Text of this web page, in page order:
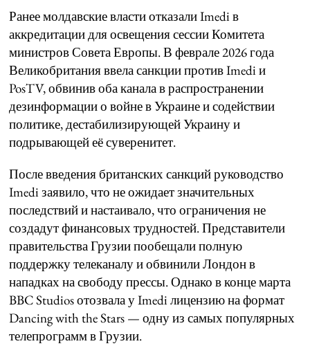
Ранее молдавские власти отказали Imedi в
аккредитации для освещения сессии Комитета
министров Совета Европы. В феврале 2026 года
Великобритания ввела санкции против Imedi и
PosTV, обвинив оба канала в распространении
дезинформации о войне в Украине и содействии
политике, дестабилизирующей Украину и
подрывающей её суверенитет.
После введения британских санкций руководство
Imedi заявило, что не ожидает значительных
последствий и настаивало, что ограничения не
создадут финансовых трудностей. Представители
правительства Грузии пообещали полную
поддержку телеканалу и обвинили Лондон в
нападках на свободу прессы. Однако в конце марта
BBC Studios отозвала у Imedi лицензию на формат
Dancing with the Stars — одну из самых популярных
телепрограмм в Грузии.